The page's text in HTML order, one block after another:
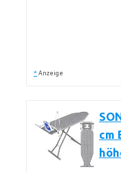
* Anzeige
cm